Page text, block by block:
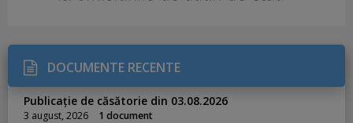
DOCUMENTE RECENTE
Publicație de căsătorie din 03.08.2026
3 august, 2026 1 document